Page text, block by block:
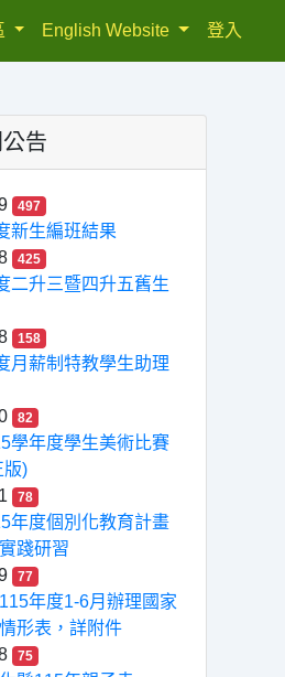
English Website 登入
告
497
新生編班結果
425
二升三暨四升五舊生
158
月薪制特教學生助理
82
學年度學生美術比賽
版)
78
年度個別化教育計畫
踐研習
77
年度1-6月辦理國家
形表，詳附件
75